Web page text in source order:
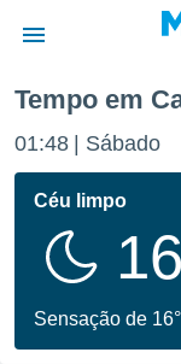
da
foi
fornecidas
a este
das
Tempo em
01:48 Sábado
Céu limpo
Sensação de 16°